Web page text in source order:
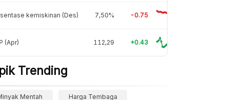
kemiskinan (Des) 7,50% -0.75
(Apr) 112,29 +0.43
Trending
Mentah Harga Tembaga